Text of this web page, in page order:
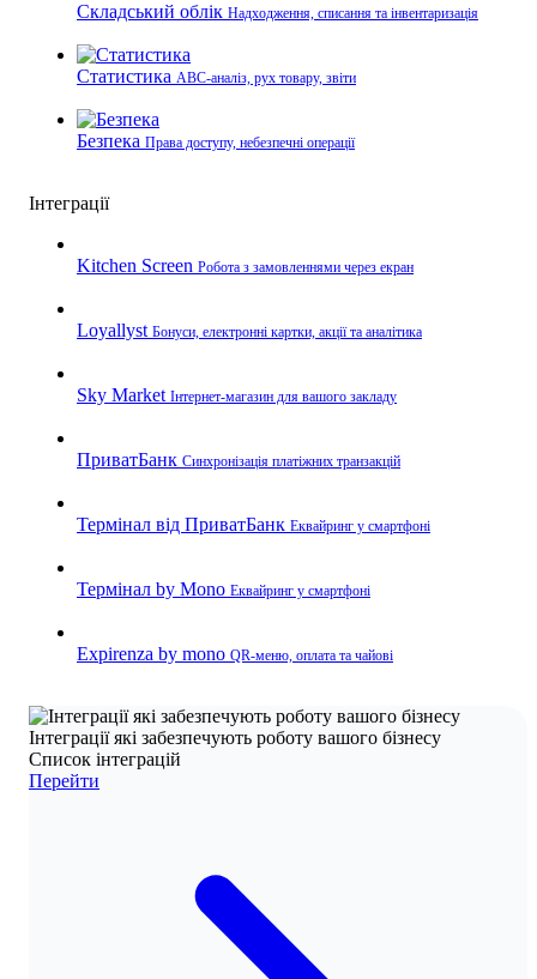
Складський облік Надходження, списання та інвентаризація
Статистика ABC-аналіз, рух товару, звіти
Безпека Права доступу, небезпечні операції
Інтеграції
Kitchen Screen Робота з замовленнями через екран
Loyallyst Бонуси, електронні картки, акції та аналітика
Sky Market Інтернет-магазин для вашого закладу
ПриватБанк Синхронізація платіжних транзакцій
Термінал від ПриватБанк Еквайринг у смартфоні
Термінал by Mono Еквайринг у смартфоні
Expirenza by mono QR-меню, оплата та чайові
Інтеграції які забезпечують роботу вашого бізнесу
Список інтеграцій
Перейти